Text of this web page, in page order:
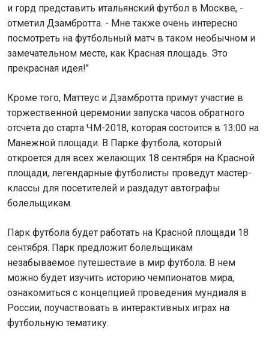
и горд представить итальянский футбол в Москве, -
отметил Дзамбротта. - Мне также очень интересно
посмотреть на футбольный матч в таком необычном и
замечательном месте, как Красная площадь. Это
прекрасная идея!"
Кроме того, Маттеус и Дзамбротта примут участие в
торжественной церемонии запуска часов обратного
отсчета до старта ЧМ-2018, которая состоится в 13:00 на
Манежной площади. В Парке футбола, который
откроется для всех желающих 18 сентября на Красной
площади, легендарные футболисты проведут мастер-
классы для посетителей и раздадут автографы
болельщикам.
Парк футбола будет работать на Красной площади 18
сентября. Парк предложит болельщикам
незабываемое путешествие в мир футбола. В нем
можно будет изучить историю чемпионатов мира,
ознакомиться с концепцией проведения мундиаля в
России, поучаствовать в интерактивных играх на
футбольную тематику.